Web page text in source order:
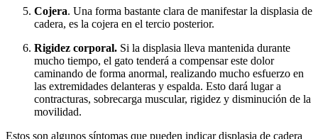
Cojera. Una forma bastante clara de manifestar la displasia de
cadera, es la cojera en el tercio posterior.
Rigidez corporal. Si la displasia lleva mantenida durante
mucho tiempo, el gato tenderá a compensar este dolor
caminando de forma anormal, realizando mucho esfuerzo en
las extremidades delanteras y espalda. Esto dará lugar a
contracturas, sobrecarga muscular, rigidez y disminución de la
movilidad.
Estos son algunos síntomas que pueden indicar displasia de cadera